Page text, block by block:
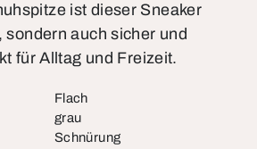
ist dieser Sneaker
sondern auch sicher und
für Alltag und Freizeit.
Flach
grau
Schnürung